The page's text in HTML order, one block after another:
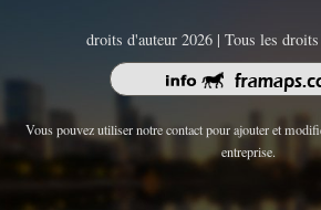
droits d'auteur 2026 | Tous les droits
Vous pouvez utiliser notre contact pour ajouter et
entreprise.